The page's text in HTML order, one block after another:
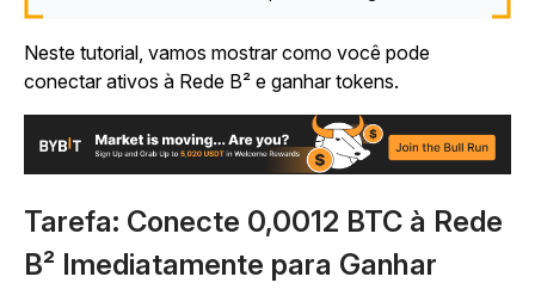
Neste tutorial, vamos mostrar como você pode
conectar ativos à Rede B² e ganhar tokens.
Tarefa: Conecte 0,0012 BTC à Rede
B² Imediatamente para Ganhar